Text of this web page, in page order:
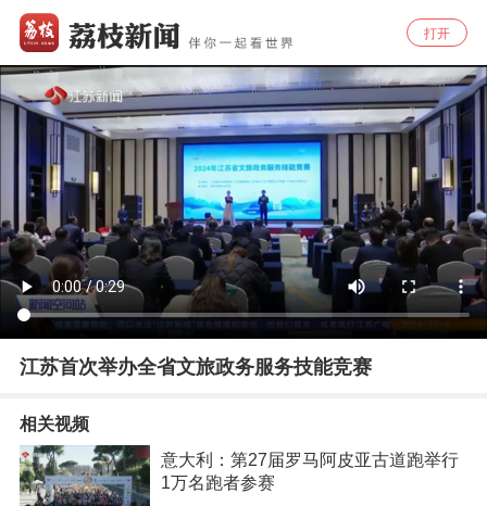
打开
江苏首次举办全省文旅政务服务技能竞赛
相关视频
意大利：第27届罗马阿皮亚古道跑举行
1万名跑者参赛